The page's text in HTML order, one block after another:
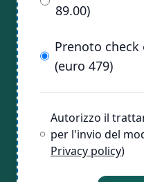
89.00)
Prenoto check
(euro 479)
Autorizzo il
per l'invio del
Privacy policy)